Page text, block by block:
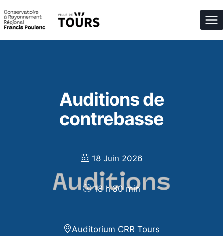
au
contenu
Auditions de
contrebasse
18 Juin 2026
18 h 30 min
Auditorium CRR Tours